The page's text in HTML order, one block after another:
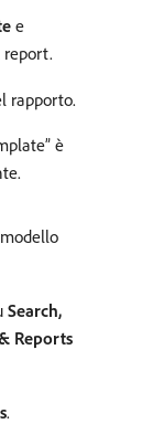
e
report.
rapporto.
è
Search,
Reports
.